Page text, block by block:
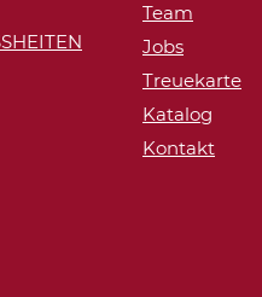
Team
Jobs
Treuekarte
Katalog
Kontakt